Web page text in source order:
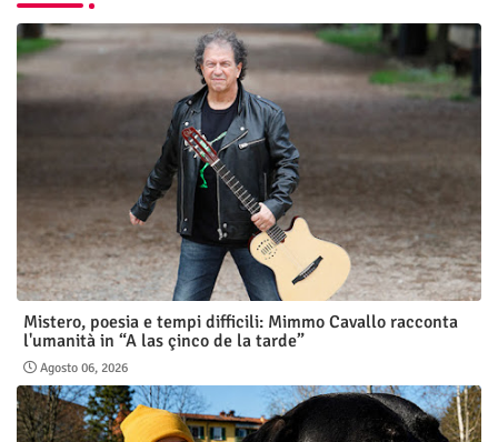
Mistero, poesia e tempi difficili: Mimmo Cavallo racconta
l'umanità in “A las çinco de la tarde”
Agosto 06, 2026